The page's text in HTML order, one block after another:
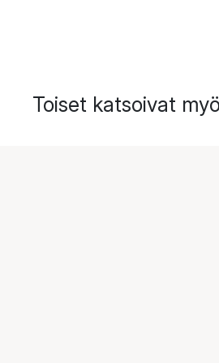
Toiset katsoivat